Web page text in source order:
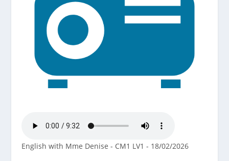
English with Mme Denise - CM1 LV1 - 18/02/2026